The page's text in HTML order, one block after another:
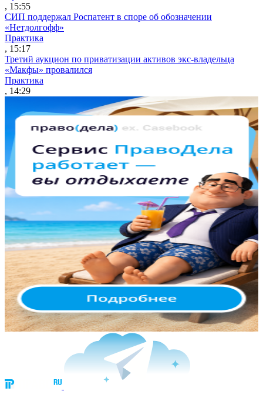
, 15:55
СИП поддержал Роспатент в споре об обозначении
«Нетдолгофф»
Практика
, 15:17
Третий аукцион по приватизации активов экс-владельца
«Макфы» провалился
Практика
, 14:29